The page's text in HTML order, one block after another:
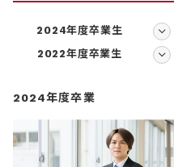
2024年度卒業生
2022年度卒業生
2024年度卒業